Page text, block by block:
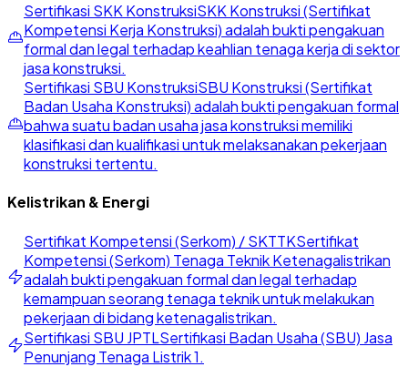
Sertifikasi SKK KonstruksiSKK Konstruksi (Sertifikat
Kompetensi Kerja Konstruksi) adalah bukti pengakuan
formal dan legal terhadap keahlian tenaga kerja di sektor
jasa konstruksi.
Sertifikasi SBU KonstruksiSBU Konstruksi (Sertifikat
Badan Usaha Konstruksi) adalah bukti pengakuan formal
bahwa suatu badan usaha jasa konstruksi memiliki
klasifikasi dan kualifikasi untuk melaksanakan pekerjaan
konstruksi tertentu.
Kelistrikan & Energi
Sertifikat Kompetensi (Serkom) / SKTTKSertifikat
Kompetensi (Serkom) Tenaga Teknik Ketenagalistrikan
adalah bukti pengakuan formal dan legal terhadap
kemampuan seorang tenaga teknik untuk melakukan
pekerjaan di bidang ketenagalistrikan.
Sertifikasi SBU JPTLSertifikasi Badan Usaha (SBU) Jasa
Penunjang Tenaga Listrik 1.